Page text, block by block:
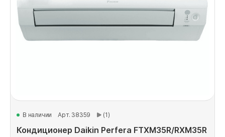
В наличии Арт. 38359 (1)
Кондиционер Daikin Perfera FTXM35R/RXM35R